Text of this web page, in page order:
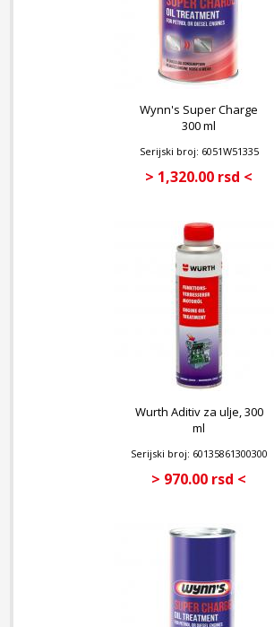
Wynn's Super Charge
300 ml
Serijski broj: 6051W51335
> 1,320.00 rsd <
Wurth Aditiv za ulje, 300
ml
Serijski broj: 60135861300300
> 970.00 rsd <